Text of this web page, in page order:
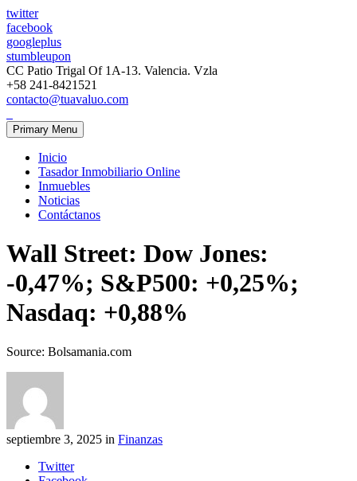
twitter
facebook
googleplus
stumbleupon
CC Patio Trigal Of 1A-13. Valencia. Vzla
+58 241-8421521
contacto@tuavaluo.com
Primary Menu
Inicio
Tasador Inmobiliario Online
Inmuebles
Noticias
Contáctanos
Wall Street: Dow Jones:
-0,47%; S&P500: +0,25%;
Nasdaq: +0,88%
Source: Bolsamania.com
septiembre 3, 2025 in Finanzas
Twitter